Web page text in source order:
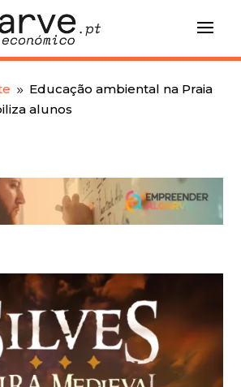
9 Educação ambiental na Praia
alunos